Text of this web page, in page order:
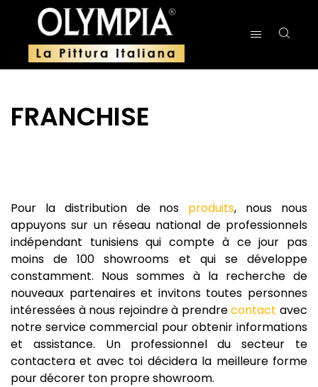
FRANCHISE
Pour la distribution de nos produits, nous nous
appuyons sur un réseau national de professionnels
indépendant tunisiens qui compte à ce jour pas
moins de 100 showrooms et qui se développe
constamment. Nous sommes à la recherche de
nouveaux partenaires et invitons toutes personnes
intéressées à nous rejoindre à prendrecontact avec
notre service commercial pour obtenir informations
et assistance. Un professionnel du secteur te
contactera et avec toi décidera la meilleure forme
pour décorer ton propre showroom.